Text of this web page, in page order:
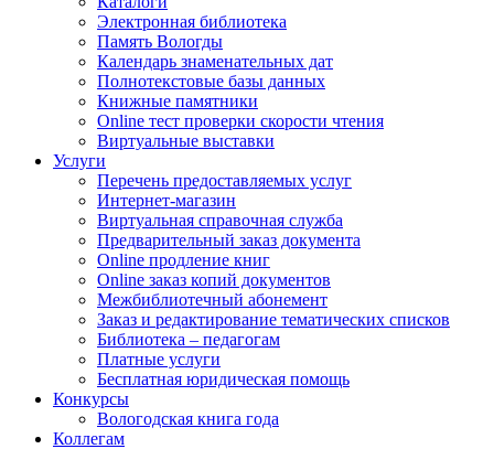
Электронная библиотека
Память Вологды
Календарь знаменательных дат
Полнотекстовые базы данных
Книжные памятники
Online тест проверки скорости чтения
Виртуальные выставки
Услуги
Перечень предоставляемых услуг
Интернет-магазин
Виртуальная справочная служба
Предварительный заказ документа
Online продление книг
Online заказ копий документов
Межбиблиотечный абонемент
Заказ и редактирование тематических списков
Библиотека – педагогам
Платные услуги
Бесплатная юридическая помощь
Конкурсы
Вологодская книга года
Коллегам